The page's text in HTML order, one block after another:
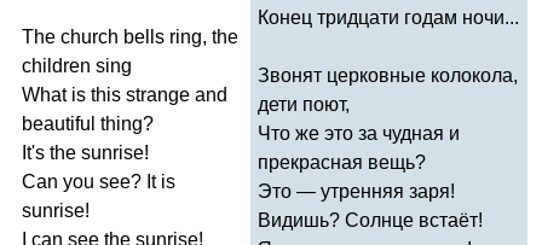
The church bells ring, the
children sing
What is this strange and
beautiful thing?
It's the sunrise!
Can you see? It is
sunrise!
can see the sunrise!
Конец тридцати годам ночи...
Звонят церковные колокола,
дети поют,
Что же это за чудная и
прекрасная вещь?
Это — утренняя заря!
Видишь? Солнце встаёт!